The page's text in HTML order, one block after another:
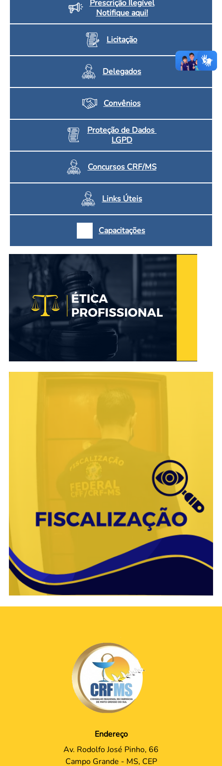
Prescrição Ilegível
Notifique aqui!
Licitação
Delegados
Convênios
Proteção de Dados
LGPD
Concursos CRF/MS
Links Úteis
Capacitações
Endereço
Av. Rodolfo José Pinho, 66
Campo Grande - MS, CEP